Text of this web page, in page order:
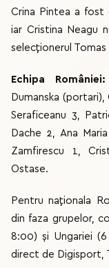
Crina Pintea a fost
iar Cristina Neagu
selecționerul Tomas
Echipa României:
Dumanska
Seraficeanu 3,
Dache 2, Ana
Zamfirescu 1,
Ostase.
Pentru naționala
din faza grupelor,
8:00) și Ungariei
direct de Digisport,